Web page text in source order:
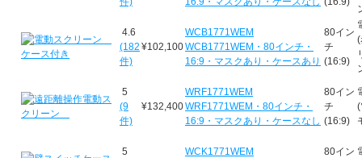
4.6
(182
件)
¥102,100
WCB1771WEM
WCB1771WEM・80インチ・
16:9・マスクあり・ケースあり
80イン
チ
(16:9)
(
5
(9
件)
¥132,400
WRF1771WEM
WRF1771WEM・80インチ・
16:9・マスクあり・ケースなし
80イン
チ
(16:9)
(
5
WCK1771WEM
80イン